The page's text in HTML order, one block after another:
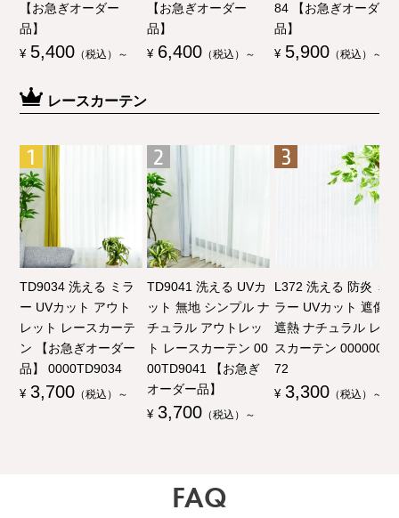
【お急ぎオーダー
品】
¥ 5,400 （税込）～
【お急ぎオーダー
品】
¥ 6,400 （税込）～
84 【お急ぎオーダー
品】
¥ 5,900 （税込）～
レースカーテン
TD9034 洗える ミラ
ー UVカット アウト
レット レースカーテ
ン 【お急ぎオーダー
品】 0000TD9034
¥ 3,700 （税込）～
TD9041 洗える UVカ
ット 無地 シンプル ナ
チュラル アウトレッ
ト レースカーテン 00
00TD9041 【お急ぎ
オーダー品】
¥ 3,700 （税込）～
L372 洗える 防炎 ミ
ラー UVカット 遮像
遮熱 ナチュラル レー
スカーテン 00000003
72
¥ 3,300 （税込）～
FAQ